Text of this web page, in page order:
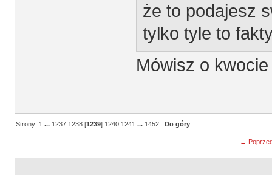
że to podajesz
tylko tyle to
Mówisz o
Strony: 1 ... 1237 1238 [1239] 1240 1241 ... 1452 Do góry
←